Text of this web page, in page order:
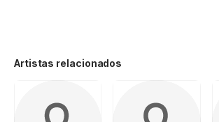
Artistas relacionados